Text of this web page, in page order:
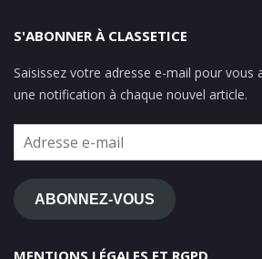
S'ABONNER À CLASSETICE
Saisissez votre adresse e-mail pour vous
une notification à chaque nouvel article.
Adresse
e-
mail
ABONNEZ-VOUS